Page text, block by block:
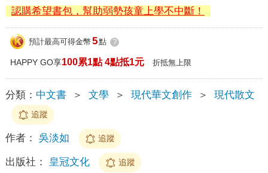
認購希望書包，幫助弱勢孩童上學不中斷！
預計最高可得金幣 5點 ?
HAPPY GO享100累1點 4點抵1元 折抵無上限
分類： 中文書 ＞ 文學 ＞ 現代華文創作 ＞ 現代散文
追蹤
作者： 吳淡如 追蹤
出版社： 皇冠文化 追蹤